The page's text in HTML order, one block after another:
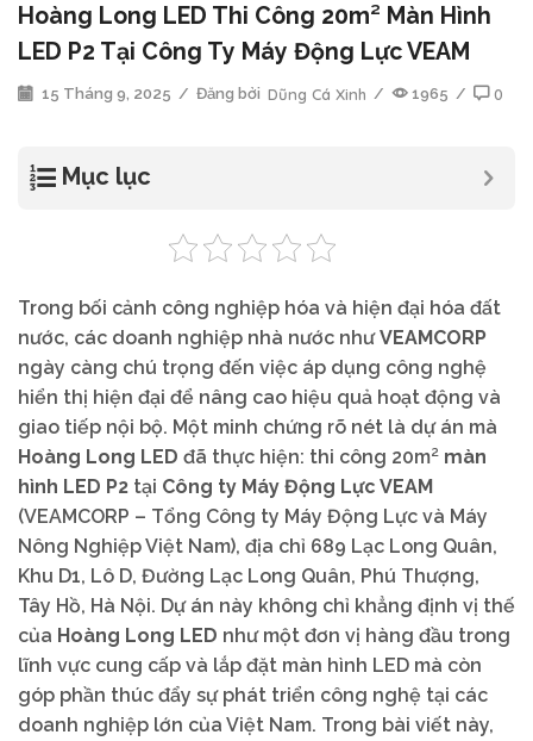
Hoàng Long LED Thi Công 20m² Màn Hình
LED P2 Tại Công Ty Máy Động Lực VEAM
15 Tháng 9, 2025 / Đăng bởi Dũng Cá Xinh / 1965 / 0
Mục lục
Trong bối cảnh công nghiệp hóa và hiện đại hóa đất
nước, các doanh nghiệp nhà nước nhưVEAMCORP
ngày càng chú trọng đến việc áp dụng công nghệ
hiển thị hiện đại để nâng cao hiệu quả hoạt động và
giao tiếp nội bộ. Một minh chứng rõ nét là dự án mà
Hoàng Long LED đã thực hiện: thi công 20m² màn
hình LED P2 tại Công ty Máy Động Lực VEAM
(VEAMCORP – Tổng Công ty Máy Động Lực và Máy
Nông Nghiệp Việt Nam), địa chỉ 689 Lạc Long Quân,
Khu D1, Lô D, Đường Lạc Long Quân, Phú Thượng,
Tây Hồ, Hà Nội. Dự án này không chỉ khẳng định vị thế
của Hoàng Long LED như một đơn vị hàng đầu trong
lĩnh vực cung cấp và lắp đặt màn hình LED mà còn
góp phần thúc đẩy sự phát triển công nghệ tại các
doanh nghiệp lớn của Việt Nam. Trong bài viết này,